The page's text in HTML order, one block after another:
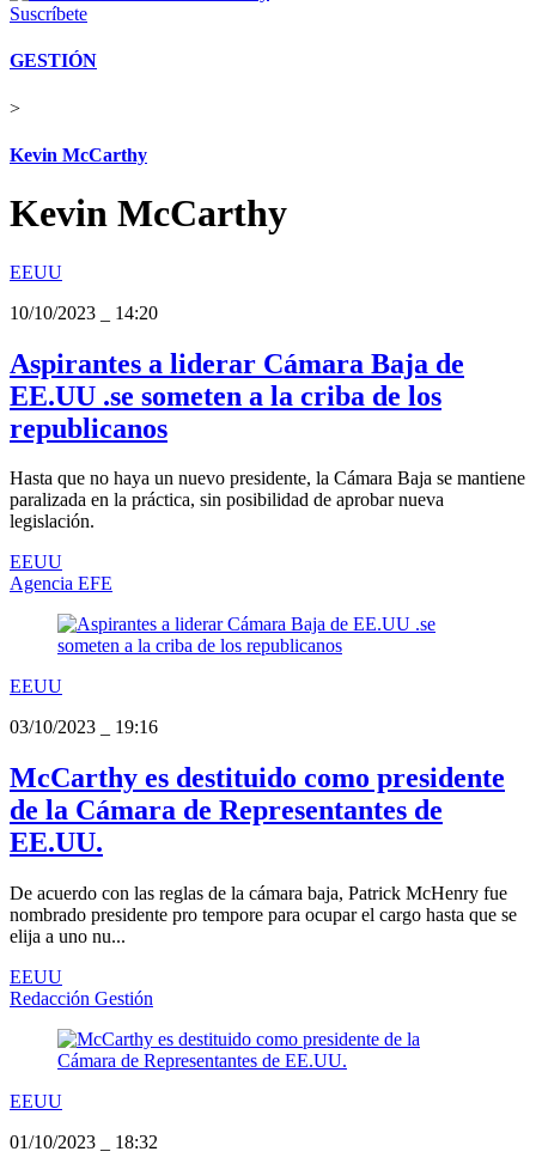
Suscríbete
GESTIÓN
>
Kevin McCarthy
Kevin McCarthy
EEUU
10/10/2023
14:20
Aspirantes a liderar Cámara Baja de
EE.UU .se someten a la criba de los
republicanos
Hasta que no haya un nuevo presidente, la Cámara Baja se mantiene
paralizada en la práctica, sin posibilidad de aprobar nueva
legislación.
EEUU
Agencia EFE
EEUU
03/10/2023
19:16
McCarthy es destituido como presidente
de la Cámara de Representantes de
EE.UU.
De acuerdo con las reglas de la cámara baja, Patrick McHenry fue
nombrado presidente pro tempore para ocupar el cargo hasta que se
elija a uno nu...
EEUU
Redacción Gestión
EEUU
01/10/2023
18:32